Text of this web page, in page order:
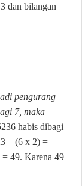
dan bilangan
pengurang
7, maka
habis dibagi
– (6 x 2) =
= 49. Karena 49